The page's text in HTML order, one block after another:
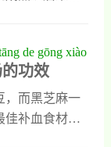
类的咽炎和气
种常见的病
功效特别好，
转。2、核桃
，而取下来的
利用价值，
止痒也能活
与功效1、消
de gōng xiào
功效
，而黑芝麻一
佳补血食材。